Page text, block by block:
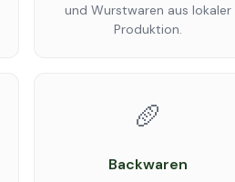
und Wurstwaren aus lokaler
Produktion.
🥖
Backwaren